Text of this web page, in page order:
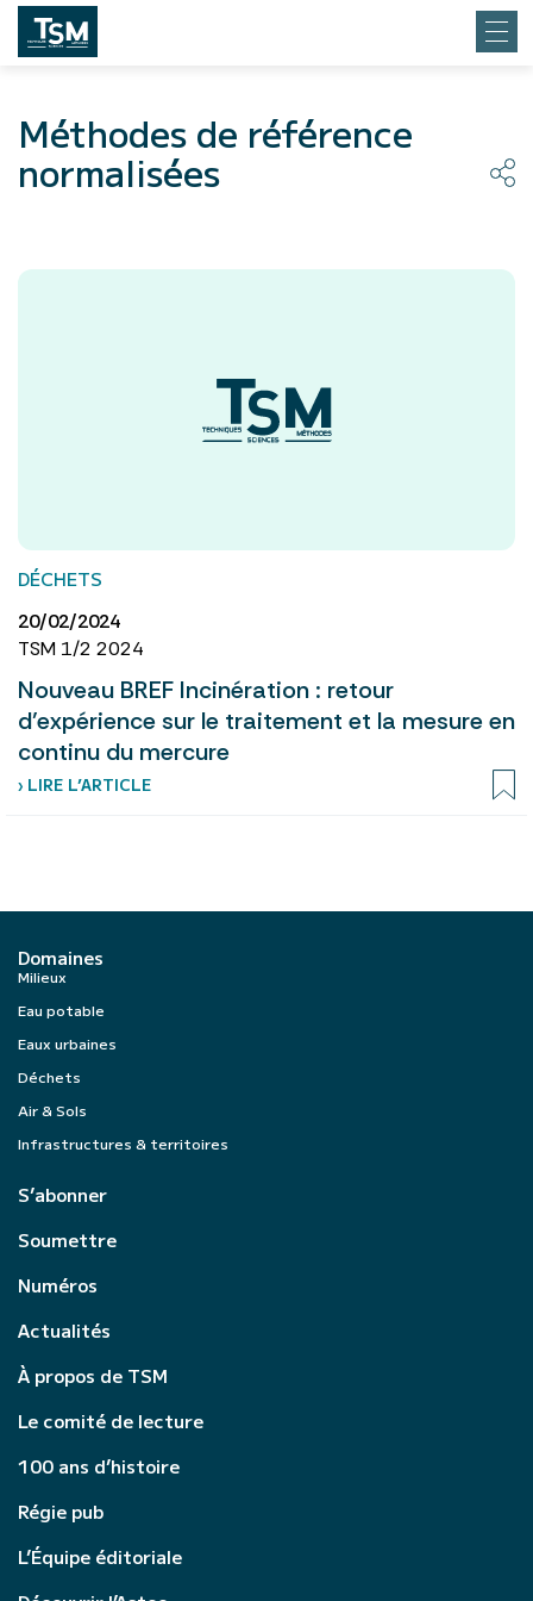
Méthodes de référence
normalisées
DÉCHETS
20/02/2024
TSM 1/2 2024
Nouveau BREF Incinération : retour
d’expérience sur le traitement et la mesure en
continu du mercure
› LIRE L’ARTICLE
Domaines
Milieux
Eau potable
Eaux urbaines
Déchets
Air & Sols
Infrastructures & territoires
S’abonner
Soumettre
Numéros
Actualités
À propos de TSM
Le comité de lecture
100 ans d’histoire
Régie pub
L’Équipe éditoriale